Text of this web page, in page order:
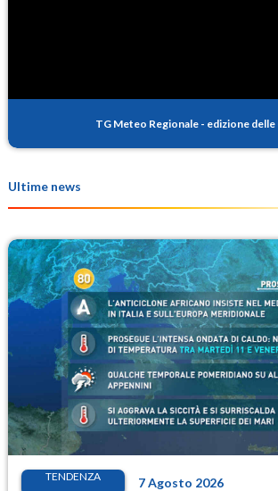
TG Meteo Regionale - edizione delle
Ultime news
TENDENZA 7 Agosto 2026